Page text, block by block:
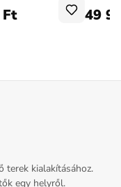
Ft 49
terek kialakításához.
egy helyről.